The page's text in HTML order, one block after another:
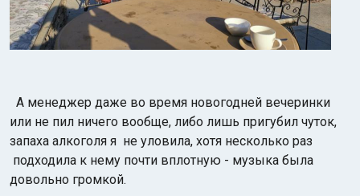
А менеджер даже во время новогодней вечеринки
или не пил ничего вообще, либо лишь пригубил чуток,
запаха алкоголя я не уловила, хотя несколько раз
подходила к нему почти вплотную - музыка была
довольно громкой.